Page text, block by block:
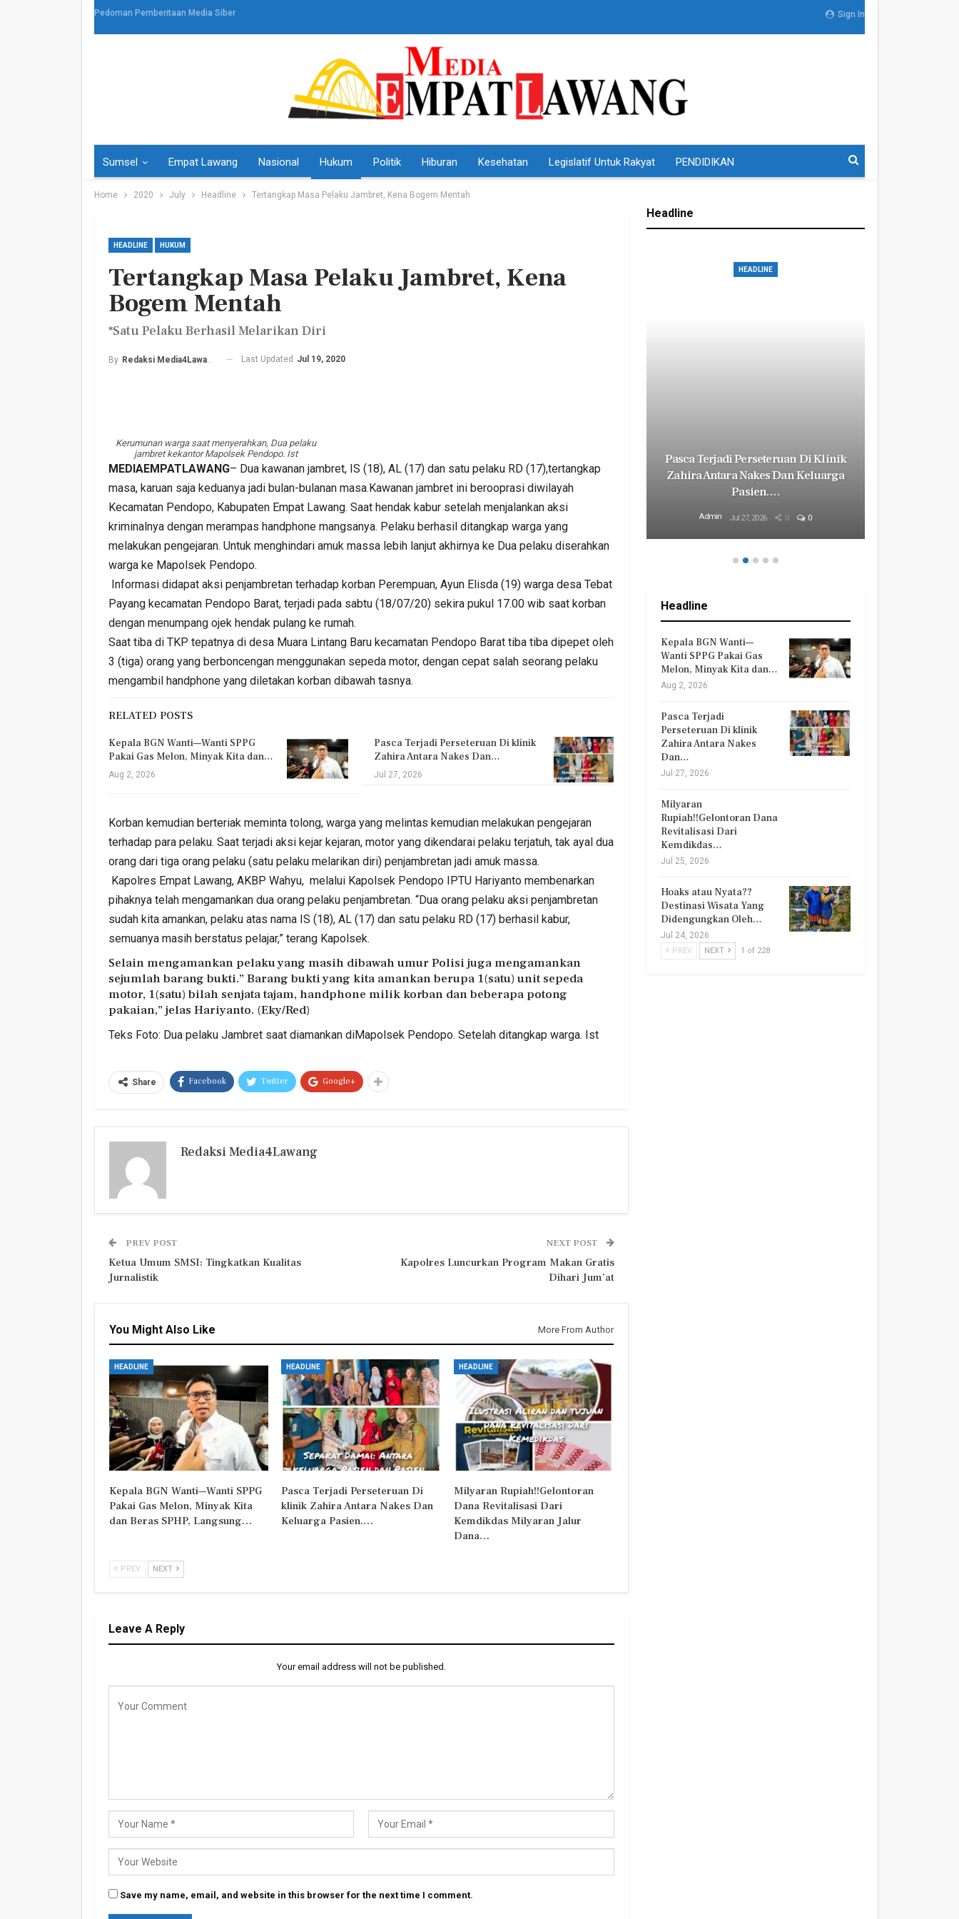
Sign In
Pedoman Pemberitaan Media Siber
Sumsel Empat Lawang Nasional Hukum Politik Hiburan Kesehatan Legislatif Untuk Rakyat PENDIDIKAN
Home 2020 July Headline Tertangkap Masa Pelaku Jambret, Kena Bogem Mentah
HEADLINE HUKUM
Tertangkap Masa Pelaku Jambret, Kena
Bogem Mentah
*Satu Pelaku Berhasil Melarikan Diri
By Redaksi Media4Lawang Last Updated Jul 19, 2020
Kerumunan warga saat menyerahkan, Dua pelaku
jambret kekantor Mapolsek Pendopo. Ist
MEDIAEMPATLAWANG– Dua kawanan jambret, IS (18), AL (17) dan satu pelaku RD (17),tertangkap
masa, karuan saja keduanya jadi bulan-bulanan masa.Kawanan jambret ini berooprasi diwilayah
Kecamatan Pendopo, Kabupaten Empat Lawang. Saat hendak kabur setelah menjalankan aksi
kriminalnya dengan merampas handphone mangsanya. Pelaku berhasil ditangkap warga yang
melakukan pengejaran. Untuk menghindari amuk massa lebih lanjut akhirnya ke Dua pelaku diserahkan
warga ke Mapolsek Pendopo.
Informasi didapat aksi penjambretan terhadap korban Perempuan, Ayun Elisda (19) warga desa Tebat
Payang kecamatan Pendopo Barat, terjadi pada sabtu (18/07/20) sekira pukul 17.00 wib saat korban
dengan menumpang ojek hendak pulang ke rumah.
Saat tiba di TKP tepatnya di desa Muara Lintang Baru kecamatan Pendopo Barat tiba tiba dipepet oleh
3 (tiga) orang yang berboncengan menggunakan sepeda motor, dengan cepat salah seorang pelaku
mengambil handphone yang diletakan korban dibawah tasnya.
RELATED POSTS
Kepala BGN Wanti—Wanti SPPG
Pakai Gas Melon, Minyak Kita dan…
Aug 2, 2026
Pasca Terjadi Perseteruan Di klinik
Zahira Antara Nakes Dan…
Jul 27, 2026
Korban kemudian berteriak meminta tolong, warga yang melintas kemudian melakukan pengejaran
terhadap para pelaku. Saat terjadi aksi kejar kejaran, motor yang dikendarai pelaku terjatuh, tak ayal dua
orang dari tiga orang pelaku (satu pelaku melarikan diri) penjambretan jadi amuk massa.
Kapolres Empat Lawang, AKBP Wahyu, melalui Kapolsek Pendopo IPTU Hariyanto membenarkan
pihaknya telah mengamankan dua orang pelaku penjambretan. “Dua orang pelaku aksi penjambretan
sudah kita amankan, pelaku atas nama IS (18), AL (17) dan satu pelaku RD (17) berhasil kabur,
semuanya masih berstatus pelajar,” terang Kapolsek.
Selain mengamankan pelaku yang masih dibawah umur Polisi juga mengamankan
sejumlah barang bukti.” Barang bukti yang kita amankan berupa 1(satu) unit sepeda
motor, 1(satu) bilah senjata tajam, handphone milik korban dan beberapa potong
pakaian,” jelas Hariyanto. (Eky/Red)
Teks Foto: Dua pelaku Jambret saat diamankan diMapolsek Pendopo. Setelah ditangkap warga. Ist
Share Facebook Twitter Google+
Redaksi Media4Lawang
PREV POST
Ketua Umum SMSI: Tingkatkan Kualitas
Jurnalistik
NEXT POST
Kapolres Luncurkan Program Makan Gratis
Dihari Jum’at
You Might Also Like More From Author
HEADLINE
Kepala BGN Wanti—Wanti SPPG
Pakai Gas Melon, Minyak Kita
dan Beras SPHP, Langsung…
HEADLINE
Pasca Terjadi Perseteruan Di
klinik Zahira Antara Nakes Dan
Keluarga Pasien.…
HEADLINE
Milyaran Rupiah!!Gelontoran
Dana Revitalisasi Dari
Kemdikdas Milyaran Jalur
Dana…
PREV NEXT
Leave A Reply
Your email address will not be published.
Save my name, email, and website in this browser for the next time I comment.
Headline
HEADLINE
Harlah PKB Yang Ke 28. DPC PKB
Empat Lawang Gelar Giat Jum’at
Barokah
Admin
HEADLINE
Kepala BGN Wanti—Wanti SPPG
Pakai Gas Melon, Minyak Kita Dan
Beras SPHP,…
HEADLINE
Pasca Terjadi Perseteruan Di Klinik
Zahira Antara Nakes Dan Keluarga
Pasien.…
Admin Jul 27, 2026 0 0
Headline
Kepala BGN Wanti—
Wanti SPPG Pakai Gas
Melon, Minyak Kita dan…
Aug 2, 2026
Pasca Terjadi
Perseteruan Di klinik
Zahira Antara Nakes
Dan…
Jul 27, 2026
Milyaran
Rupiah!!Gelontoran Dana
Revitalisasi Dari
Kemdikdas…
Jul 25, 2026
Hoaks atau Nyata??
Destinasi Wisata Yang
Didengungkan Oleh…
Jul 24, 2026
PREV NEXT 1 of 228